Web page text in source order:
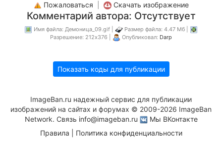
Пожаловаться
Скачать изображение
Комментарий автора: Отсутствует
Имя файла: Демоница_09.gif |
Размер файла: 4.47 Мб |
Разрешение: 212x376 |
Опубликовал: Darp
Показать коды для публикации
ImageBan.ru надежный сервис для публикации
изображений на сайтах и форумах © 2009-2026 ImageBan
Network. Связь info@imageban.ru
Мы ВКонтакте
Правила
Политика конфиденциальности